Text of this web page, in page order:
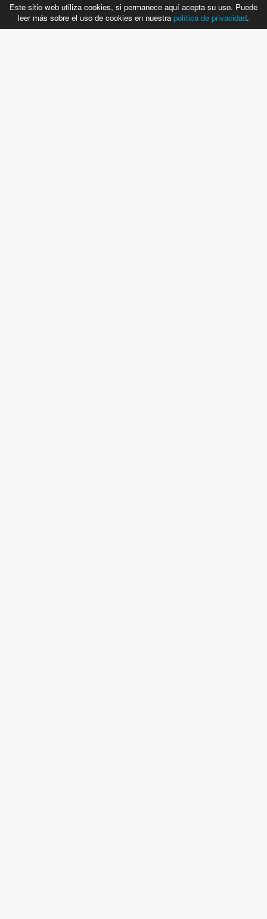
Este sitio web utiliza cookies, si permanece aquí acepta su uso. Puede
leer más sobre el uso de cookies en nuestra política de privacidad.